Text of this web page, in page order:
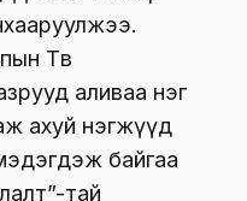
Төв
аливаа нэг
ахуй нэгжүүд
байгаа
тай